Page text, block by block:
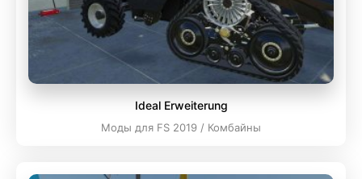
Ideal Erweiterung
Моды для FS 2019 / Комбайны